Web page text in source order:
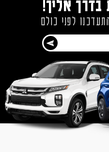
בדרך אליך!
לפני כולם